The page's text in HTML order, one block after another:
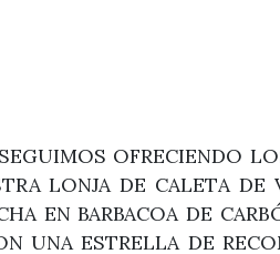
OFRECIENDO
LONJA DE CALETA DE
EN BARBACOA DE
UNA ESTRELLA DE